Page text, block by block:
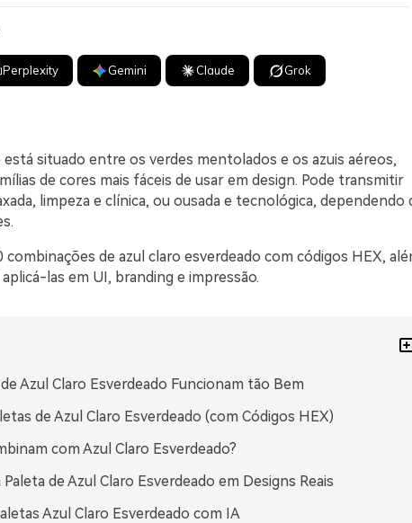
Perplexity Gemini Claude Grok
está situado entre os verdes mentolados e os azuis aéreos,
de cores mais fáceis de usar em design. Pode transmitir
limpeza e clínica, ou ousada e tecnológica, dependendo
combinações de azul claro esverdeado com códigos HEX,
las em UI, branding e impressão.
Azul Claro Esverdeado Funcionam tão Bem
de Azul Claro Esverdeado (com Códigos HEX)
com Azul Claro Esverdeado?
de Azul Claro Esverdeado em Designs Reais
Azul Claro Esverdeado com IA